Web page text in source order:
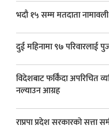
भदौ १५ सम्म मतदाता नामावली
दुई महिनामा ९७ परिवारलाई
विदेशबाट फर्किँदा अपरिचित
नल्याउन आग्रह
राप्रपा प्रदेश सरकारको